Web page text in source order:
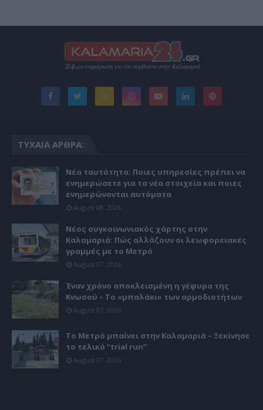
ΤΥΧΑΊΑ ΆΡΘΡΑ:
Νέα ταυτότητα: Ποιες υπηρεσίες πρέπει να
ενημερώσετε για τα νέα στοιχεία και ποιες
ενημερώνονται αυτόματα
August 08, 2026
Νέος συγκοινωνιακός χάρτης στην
Καλαμαριά: Πώς αλλάζουν οι λεωφορειακές
γραμμές με το Μετρό
August 07, 2026
Έναν χρόνο αποκλεισμένη η γέφυρα της
Κνωσού – Το «μπαλάκι» των αρμοδιοτήτων
August 07, 2026
Το Μετρό μπαίνει στην Καλαμαριά – Ξεκίνησε
το τελικό “trial run”
August 07, 2026